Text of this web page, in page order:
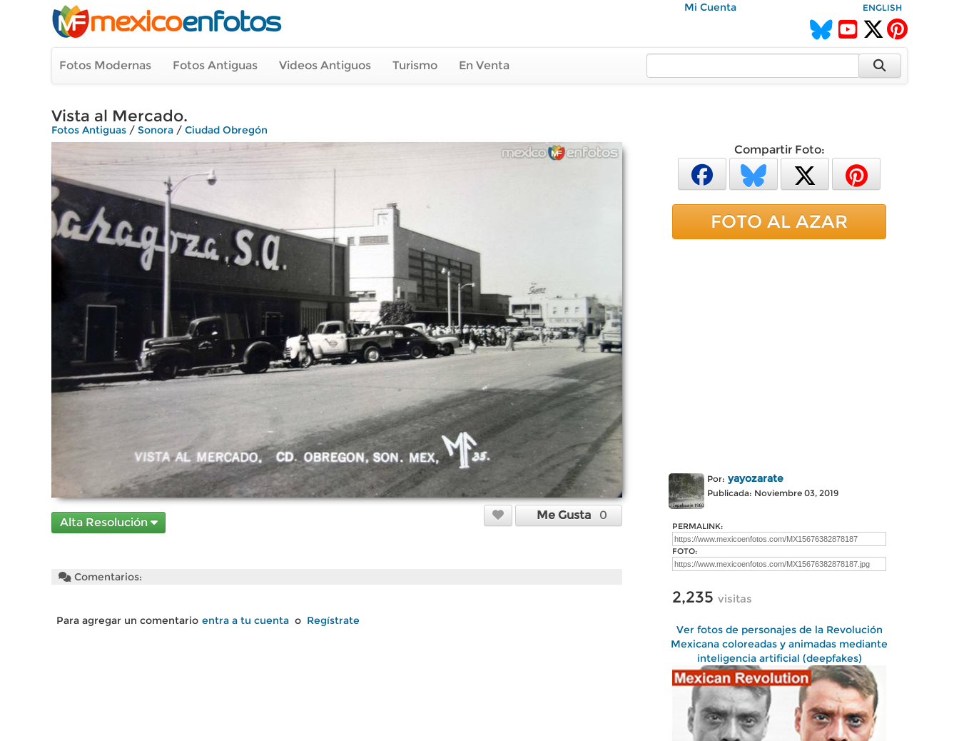
Mi Cuenta ENGLISH
Fotos Modernas Fotos Antiguas Videos Antiguos Turismo En Venta
Vista al Mercado.
Fotos Antiguas / Sonora / Ciudad Obregón
Alta Resolución
Me Gusta 0
Comentarios:
Para agregar un comentario entra a tu cuenta o Regístrate
Compartir Foto:
FOTO AL AZAR
Por: yayozarate
Publicada: Noviembre 03, 2019
PERMALINK:
FOTO:
2,235 visitas
Ver fotos de personajes de la Revolución
Mexicana coloreadas y animadas mediante
inteligencia artificial (deepfakes)